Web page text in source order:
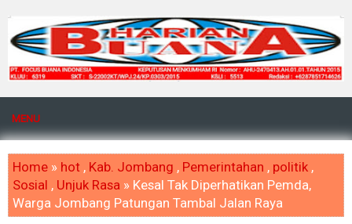
MENU
Home » hot , Kab. Jombang , Pemerintahan , politik ,
Sosial , Unjuk Rasa » Kesal Tak Diperhatikan Pemda,
Warga Jombang Patungan Tambal Jalan Raya